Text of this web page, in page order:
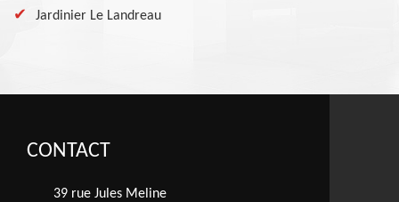
Jardinier Le Landreau
CONTACT
39 rue Jules Meline